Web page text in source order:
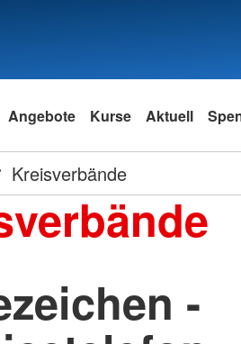
Angebote Kurse Aktuell
Kreisverbände
-